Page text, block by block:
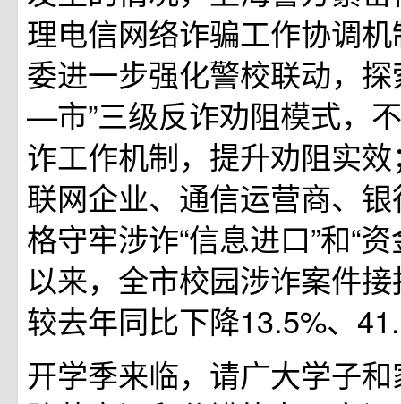
理电信网络诈骗工作协调
委进一步强化警校联动，
—市”三级反诈劝阻模式，
诈工作机制，提升劝阻实
联网企业、通信运营商、
格守牢涉诈“信息进口”和“
以来，全市校园涉诈案件
较去年同比下降13.5%、
开学季来临，请广大学子